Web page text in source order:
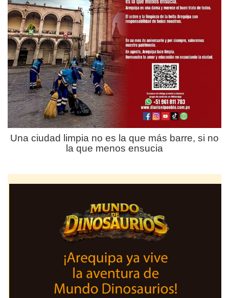
Una ciudad limpia no es la que más barre, si no
la que menos ensucia